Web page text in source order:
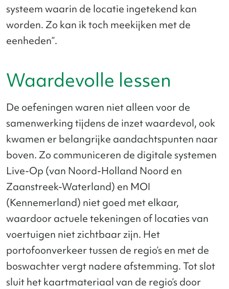
systeem waarin de locatie ingetekend kan
worden. Zo kan ik toch meekijken met de
eenheden”.
Waardevolle lessen
De oefeningen waren niet alleen voor de
samenwerking tijdens de inzet waardevol, ook
kwamen er belangrijke aandachtspunten naar
boven. Zo communiceren de digitale systemen
Live-Op (van Noord-Holland Noord en
Zaanstreek-Waterland) en MOI
(Kennemerland) niet goed met elkaar,
waardoor actuele tekeningen of locaties van
voertuigen niet zichtbaar zijn. Het
portofoonverkeer tussen de regio’s en met de
boswachter vergt nadere afstemming. Tot slot
sluit het kaartmateriaal van de regio’s door